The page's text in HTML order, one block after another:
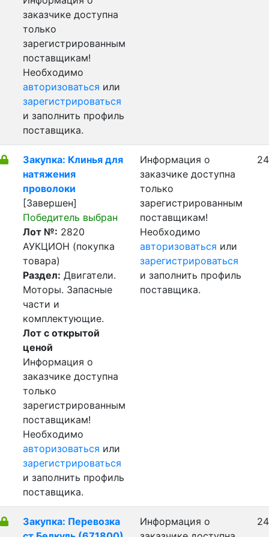
заказчике доступна
только
зарегистрированным
поставщикам!
Необходимо
авторизоваться или
зарегистрироваться
и заполнить профиль
поставщика.
Закупка: Клинья для
натяжения
проволоки
[Завершен]
Победитель выбран
Лот №: 2820
АУКЦИОН (покупка
товара)
Раздел: Двигатели.
Моторы. Запасные
части и
комплектующие.
Лот с открытой
ценой
Информация о
заказчике доступна
только
зарегистрированным
поставщикам!
Необходимо
авторизоваться или
зарегистрироваться
и заполнить профиль
поставщика.
Информация о
заказчике доступна
только
зарегистрированным
поставщикам!
Необходимо
авторизоваться или
зарегистрироваться
и заполнить профиль
поставщика.
Закупка: Перевозка
Информация о